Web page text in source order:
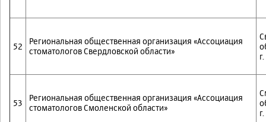
52
Региональная общественная организация «Ассоциация
стоматологов Свердловской области»
53
Региональная общественная организация «Ассоциация
стоматологов Смоленской области»